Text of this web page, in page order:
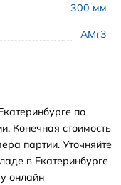
300 мм
АМг3
по
Конечная стоимость
партии. Уточняйте
в Екатеринбурге
онлайн